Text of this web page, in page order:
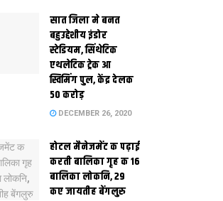
सात जिला मे बनत
बहुउद्देशीय इंडोर
स्‍टेडि‍यम, सिंथेटिक
एथलेटिक ट्रेक आ
स्विमिंग पुल, केंद्र देलक
50 करोड़
DECEMBER 26, 2020
होटल मैनेजमेंट क पढ़ाई
करती बालिका गृह क 16
बालिका लोकनि, 29
कए जायतीह बेंगलुरु